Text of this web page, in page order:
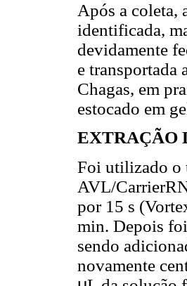
Após a coleta,
identificada,
devidamente
e
Chagas, em
estocado em
EXTRAÇÃO
Foi utilizado o
AVL/
por 15 s
min. Depois
sendo
novamente